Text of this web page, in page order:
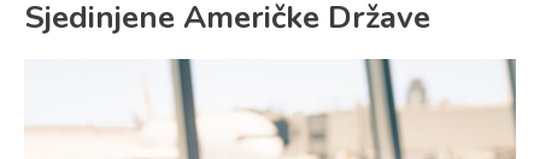
Sjedinjene Američke Države